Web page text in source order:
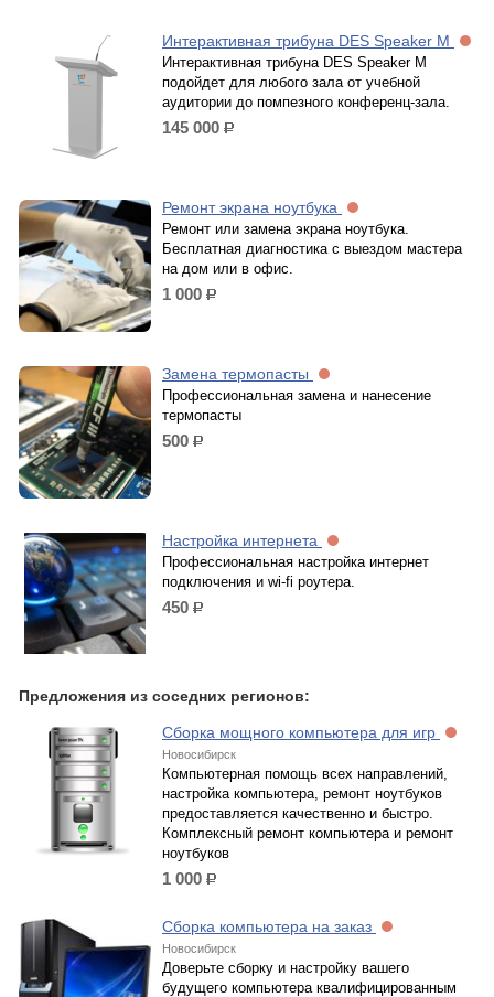
Интерактивная трибуна DES Speaker M
Интерактивная трибуна DES Speaker M
подойдет для любого зала от учебной
аудитории до помпезного конференц-зала.
145 000 р.
Ремонт экрана ноутбука
Ремонт или замена экрана ноутбука.
Бесплатная диагностика с выездом мастера
на дом или в офис.
1 000 р.
Замена термопасты
Профессиональная замена и нанесение
термопасты
500 р.
Настройка интернета
Профессиональная настройка интернет
подключения и wi-fi роутера.
450 р.
Предложения из соседних регионов:
Сборка мощного компьютера для игр
Новосибирск
Компьютерная помощь всех направлений,
настройка компьютера, ремонт ноутбуков
предоставляется качественно и быстро.
Комплексный ремонт компьютера и ремонт
ноутбуков
1 000 р.
Сборка компьютера на заказ
Новосибирск
Доверьте сборку и настройку вашего
будущего компьютера квалифицированным